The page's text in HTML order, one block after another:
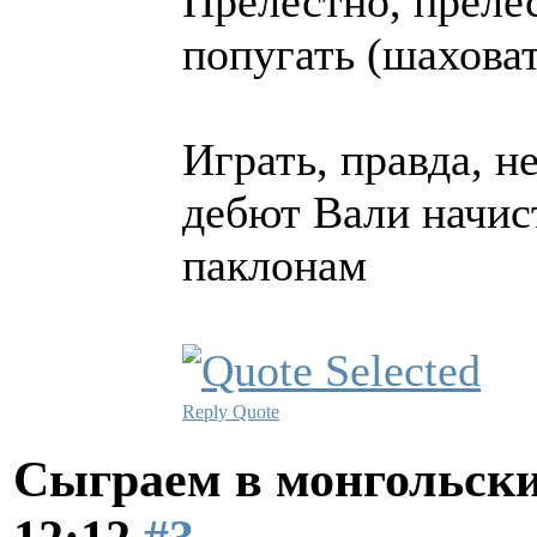
попугать
Играть, правда,
дебют Вали
паклонам
Reply Quote
Сыграем в